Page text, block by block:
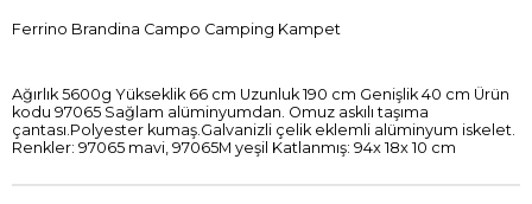
Ferrino Brandina Campo Camping Kampet
Ağırlık 5600g Yükseklik 66 cm Uzunluk 190 cm Genişlik 40 cm Ürün
kodu 97065 Sağlam alüminyumdan. Omuz askılı taşıma
çantası.Polyester kumaş.Galvanizli çelik eklemli alüminyum iskelet.
Renkler: 97065 mavi, 97065M yeşil Katlanmış: 94x 18x 10 cm